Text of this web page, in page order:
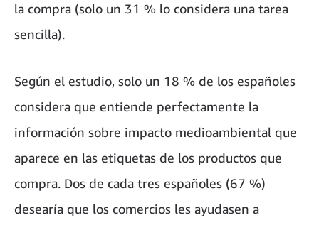
la compra (solo un 31 % lo considera una tarea
sencilla).
Según el estudio, solo un 18 % de los españoles
considera que entiende perfectamente la
información sobre impacto medioambiental que
aparece en las etiquetas de los productos que
compra. Dos de cada tres españoles (67 %)
desearía que los comercios les ayudasen a